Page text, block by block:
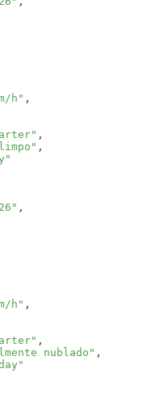
h"
h"
nublado"